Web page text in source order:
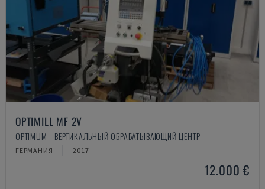
OPTIMILL MF 2V
OPTIMUM - ВЕРТИКАЛЬНЫЙ ОБРАБАТЫВАЮЩИЙ ЦЕНТР
ГЕРМАНИЯ 2017
12.000 €